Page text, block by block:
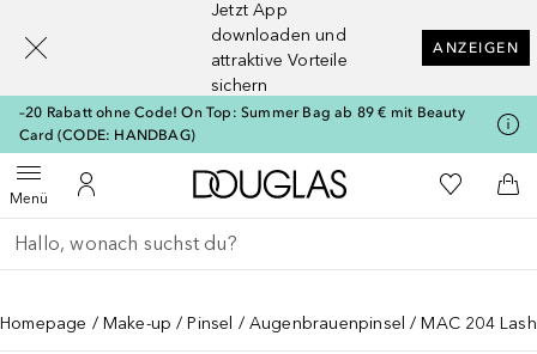
Jetzt App
downloaden und
attraktive Vorteile
sichern
ANZEIGEN
–20 Rabatt ohne Code! On Top: Summer Bag ab 89 € mit Beauty
Card (CODE: HANDBAG)
MenüMenü öffnenZu Meinem Kundenkonto
Zur Douglas Startseite
Zu Meiner
Gehe zurück
Suche ausführen
Homepage Make-up Pinsel Augenbrauenpinsel MAC 204
[navigation.slideout.screenreader]